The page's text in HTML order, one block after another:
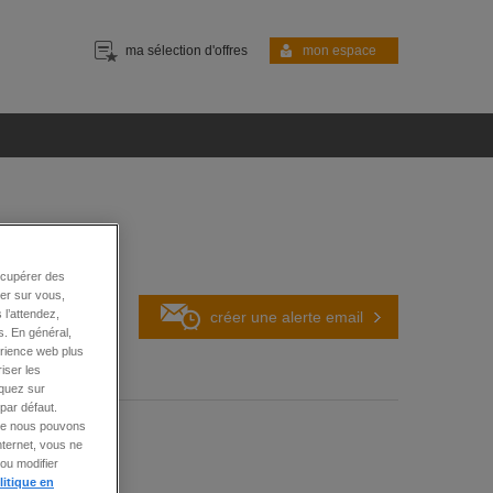
ma sélection d'offres mon espace
créer une alerte email
des
sur vous,
En général,
web plus
les
sur
défaut.
nous pouvons
vous ne
modifier
en